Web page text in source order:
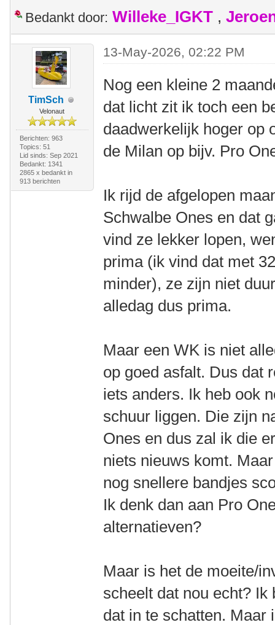
Bedankt door: Willeke_IGKT ,
TimSch
Velonaut
Berichten: 963
Topics: 51
Lid sinds: Sep 2021
Bedankt: 1341
2865 x bedankt in
913 berichten
13-May-2026, 02:22 PM
Nog een kleine 2
dat licht zit ik toch een
daadwerkelijk hoger op
de Milan op bijv. Pro
Ik rijd de afgelopen
Schwalbe Ones en dat
vind ze lekker lopen,
prima (ik vind dat met
minder), ze zijn niet
alledag dus prima.
Maar een WK is niet
op goed asfalt. Dus dat
iets anders. Ik heb ook
schuur liggen. Die zijn
Ones en dus zal ik die
niets nieuws komt.
nog snellere bandjes
Ik denk dan aan Pro
alternatieven?
Maar is het de moeite/
scheelt dat nou echt?
dat in te schatten. Maar